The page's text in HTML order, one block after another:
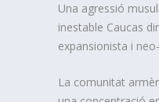
Una agressió
inestable Caucas
expansionista i
La comunitat